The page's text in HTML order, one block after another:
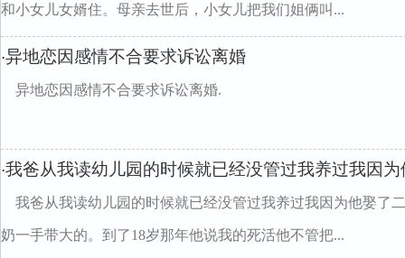
和小女儿女婿住。母亲去世后，小女儿把我们姐俩叫...
·异地恋因感情不合要求诉讼离婚
异地恋因感情不合要求诉讼离婚.
·我爸从我读幼儿园的时候就已经没管过我养过我因
我爸从我读幼儿园的时候就已经没管过我养过我因为他娶了
奶一手带大的。到了18岁那年他说我的死活他不管把...